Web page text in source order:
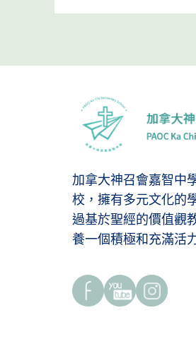
加拿大神召會嘉智中
校，擁有多元文化的
過基於聖經的價值觀
養一個積極和充滿活